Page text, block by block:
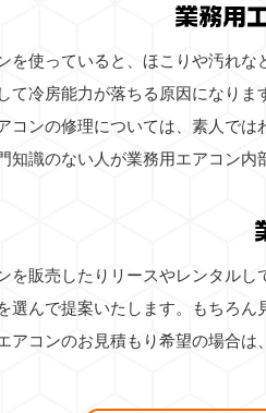
業務用
を使っていると、ほこりや汚れ
て冷房能力が落ちる原因になり
コンの修理については、素人で
知識のない人が業務用エアコン
を販売したりリースやレンタル
選んで提案いたします。もちろ
アコンのお見積もり希望の場合